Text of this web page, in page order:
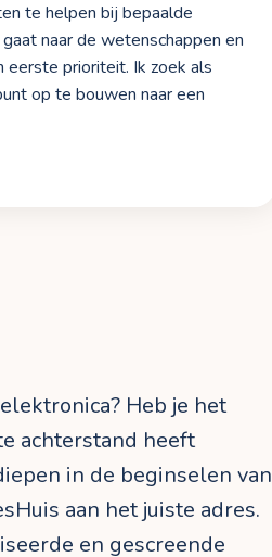
te helpen bij bepaalde
naar de wetenschappen en
eerste prioriteit. Ik zoek als
op te bouwen naar een
Heb je het
achterstand heeft
in de beginselen van
aan het juiste adres.
en gescreende